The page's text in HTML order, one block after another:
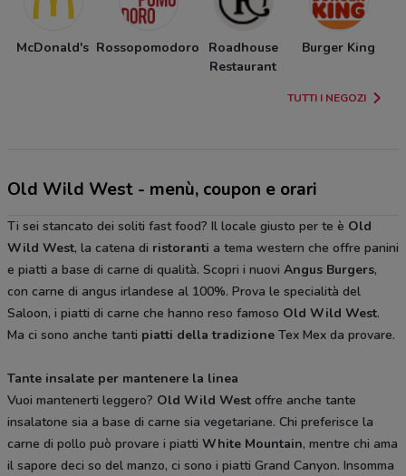
McDonald's Rossopomodoro
Roadhouse
Restaurant
Burger King
TUTTI I NEGOZI
Old Wild West - menù, coupon e orari
Ti sei stancato dei soliti fast food? Il locale giusto per te è Old
Wild West, la catena di ristoranti a tema western che offre panini
e piatti a base di carne di qualità. Scopri i nuovi Angus Burgers,
con carne di angus irlandese al 100%. Prova le specialità del
Saloon, i piatti di carne che hanno reso famoso Old Wild West.
Ma ci sono anche tanti piatti della tradizione Tex Mex da provare.
Tante insalate per mantenere la linea
Vuoi mantenerti leggero? Old Wild West offre anche tante
insalatone sia a base di carne sia vegetariane. Chi preferisce la
carne di pollo può provare i piatti White Mountain, mentre chi ama
il sapore deci so del manzo, ci sono i piatti Grand Canyon. Insomma